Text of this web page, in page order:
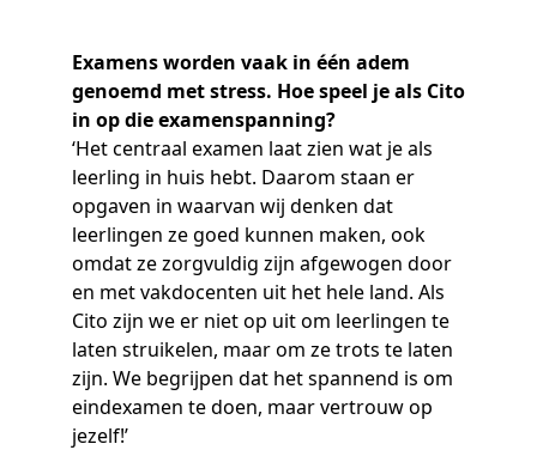
Examens worden vaak in één adem
genoemd met stress. Hoe speel je als Cito
in op die examenspanning?
‘Het centraal examen laat zien wat je als
leerling in huis hebt. Daarom staan er
opgaven in waarvan wij denken dat
leerlingen ze goed kunnen maken, ook
omdat ze zorgvuldig zijn afgewogen door
en met vakdocenten uit het hele land. Als
Cito zijn we er niet op uit om leerlingen te
laten struikelen, maar om ze trots te laten
zijn. We begrijpen dat het spannend is om
eindexamen te doen, maar vertrouw op
jezelf!’